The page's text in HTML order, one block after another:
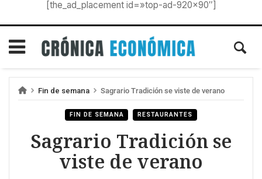
[the_ad_placement id=»top-ad-920×90″]
Fin de semana Sagrario Tradición se viste de verano
FIN DE SEMANA RESTAURANTES
Sagrario Tradición se
viste de verano